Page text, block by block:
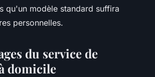
qu'un modèle standard suffira
personnelles.
du service de
domicile